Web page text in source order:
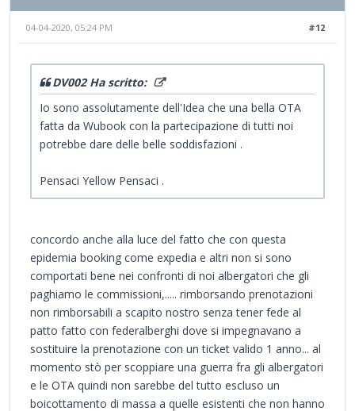
#12
04-04-2020, 05:24 PM
DV002 Ha scritto:
Io sono assolutamente dell'Idea che una bella OTA
fatta da Wubook con la partecipazione di tutti noi
potrebbe dare delle belle soddisfazioni .
Pensaci Yellow Pensaci .
concordo anche alla luce del fatto che con questa
epidemia booking come expedia e altri non si sono
comportati bene nei confronti di noi albergatori che gli
paghiamo le commissioni,..... rimborsando prenotazioni
non rimborsabili a scapito nostro senza tener fede al
patto fatto con federalberghi dove si impegnavano a
sostituire la prenotazione con un ticket valido 1 anno... al
momento stò per scoppiare una guerra fra gli albergatori
e le OTA quindi non sarebbe del tutto escluso un
boicottamento di massa a quelle esistenti che non hanno